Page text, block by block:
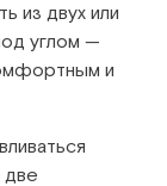
из двух или
углом —
и
две